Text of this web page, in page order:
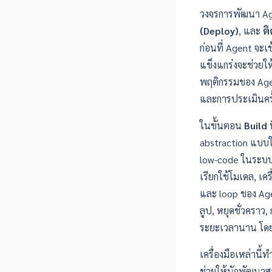
วงจรการพัฒนา
(Deploy), และ ติ
ก่อนที่ Agent จะเ
แข็งแกร่งจะช่วย
พฤติกรรมของ
และการประเมิน
ในขั้นตอน Build
abstraction แบบ
low-code ในระบ
เรียกใช้โมเดล,
และ loop ของ
ลูป, หยุดชั่วคราว
ระยะเวลานาน โ
เครื่องมือเหล่านี้